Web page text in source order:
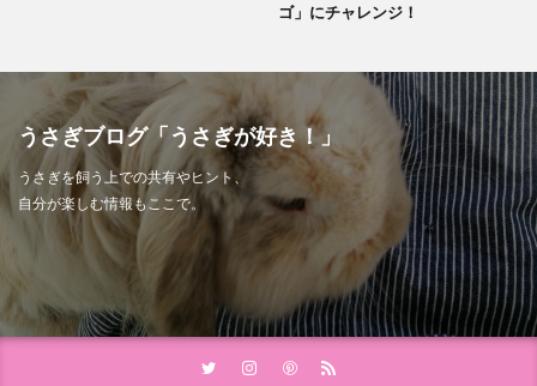
ゴ」にチャレンジ！
うさぎブログ「うさぎが好き！」
うさぎを飼う上での共有やヒント、
自分が楽しむ情報もここで。